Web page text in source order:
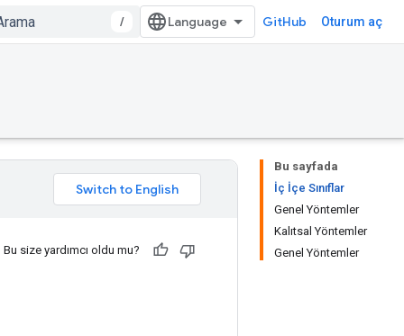
/ GitHub Oturum aç
Bu sayfada
İç İçe Sınıflar
Genel Yöntemler
Kalıtsal Yöntemler
Genel Yöntemler
Bu size yardımcı oldu mu?